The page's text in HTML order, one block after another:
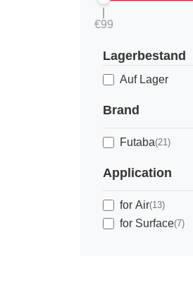
€99
Lagerbestand
Auf Lager
Brand
Futaba(21)
Application
for Air(13)
for Surface(7)